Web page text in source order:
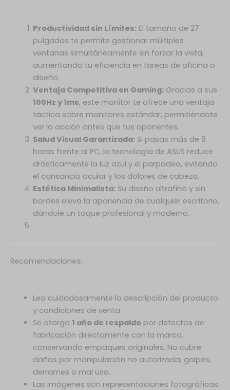
Productividad sin Límites: El tamaño de 27
pulgadas te permite gestionar múltiples
ventanas simultáneamente sin forzar la vista,
aumentando tu eficiencia en tareas de oficina o
diseño.
Ventaja Competitiva en Gaming: Gracias a sus
100Hz y 1ms, este monitor te ofrece una ventaja
táctica sobre monitores estándar, permitiéndote
ver la acción antes que tus oponentes.
Salud Visual Garantizada: Si pasas más de 8
horas frente al PC, la tecnología de ASUS reduce
drásticamente la luz azul y el parpadeo, evitando
el cansancio ocular y los dolores de cabeza.
Estética Minimalista: Su diseño ultrafino y sin
bordes eleva la apariencia de cualquier escritorio,
dándole un toque profesional y moderno.
Recomendaciones:
Lea cuidadosamente la descripción del producto
y condiciones de venta.
Se otorga 1 año de respaldopor defectos de
fabricación directamente con la marca,
conservando empaques originales. No cubre
daños por manipulación no autorizada, golpes,
derrames o mal uso.
Las imágenes son representaciones fotográficas